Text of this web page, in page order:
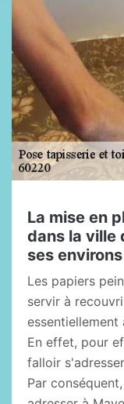
La mise en
dans la ville
ses environs
Les papiers
servir à
En effet, pour
falloir
Par